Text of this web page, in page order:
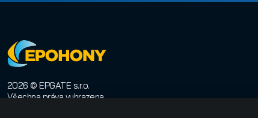
2026 © EPGATE s.r.o.
Všechna práva vyhrazena